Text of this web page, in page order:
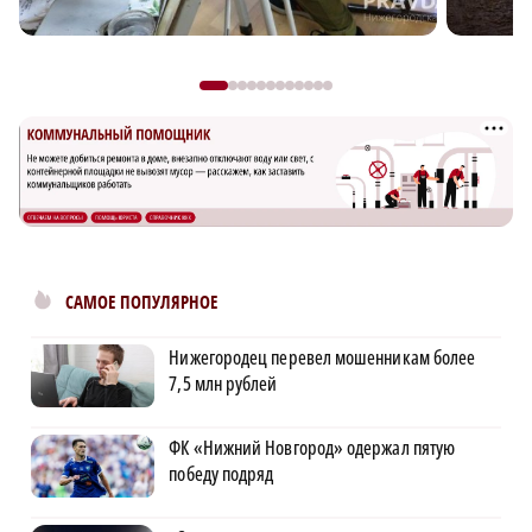
САМОЕ ПОПУЛЯРНОЕ
Нижегородец перевел мошенникам более
7,5 млн рублей
ФК «Нижний Новгород» одержал пятую
победу подряд